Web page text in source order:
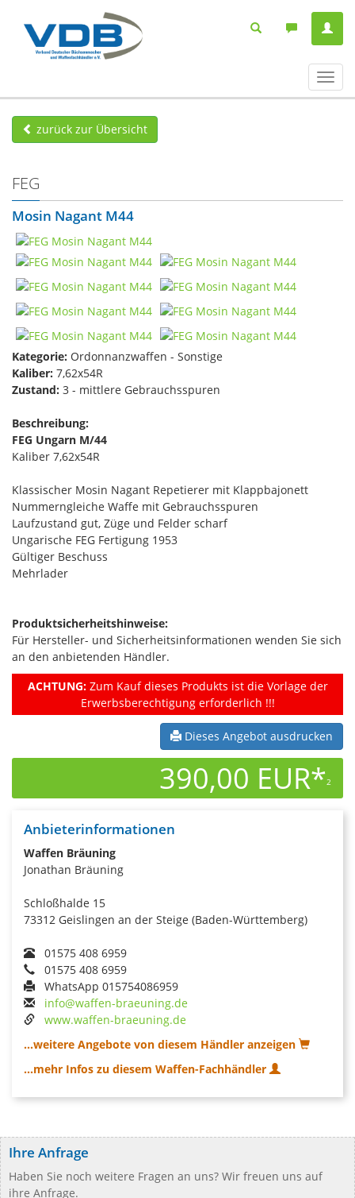
ein-/
zurück zur Übersicht
FEG
Mosin Nagant M44
Kategorie: Ordonnanzwaffen - Sonstige
Kaliber: 7,62x54R
Zustand: 3 - mittlere Gebrauchsspuren
Beschreibung:
FEG Ungarn M/44
Kaliber 7,62x54R
Klassischer Mosin Nagant Repetierer mit Klappbajonett
Nummerngleiche Waffe mit Gebrauchsspuren
Laufzustand gut, Züge und Felder scharf
Ungarische FEG Fertigung 1953
Gültiger Beschuss
Mehrlader
Produktsicherheitshinweise:
Für Hersteller- und Sicherheitsinformationen wenden Sie sich
an den anbietenden Händler.
ACHTUNG:Zum Kauf dieses Produkts ist die Vorlage der
Erwerbsberechtigung erforderlich !!!
Dieses Angebot ausdrucken
390,00 EUR*2
Anbieterinformationen
Waffen Bräuning
Jonathan Bräuning
Schloßhalde 15
73312 Geislingen an der Steige (Baden-Württemberg)
01575 408 6959
01575 408 6959
WhatsApp 015754086959
info@waffen-braeuning.de
www.waffen-braeuning.de
...weitere Angebote von diesem Händler anzeigen
...mehr Infos zu diesem Waffen-Fachhändler
Ihre Anfrage
Haben Sie noch weitere Fragen an uns? Wir freuen uns auf
ihre Anfrage.